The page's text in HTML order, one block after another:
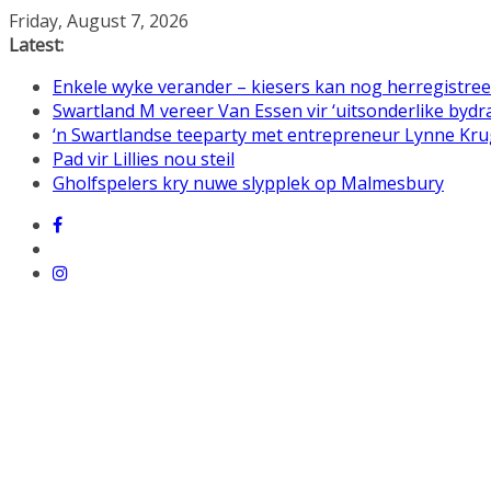
Skip
to
Friday, August 7, 2026
Latest:
Enkele wyke verander – kiesers kan nog
Swartland M vereer Van Essen vir ‘uitsonderlike
‘n Swartlandse teeparty met entrepreneur Lynne
Pad vir Lillies nou steil
Gholfspelers kry nuwe slypplek op Malmesbury